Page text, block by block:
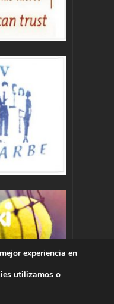
experiencia en
utilizamos o